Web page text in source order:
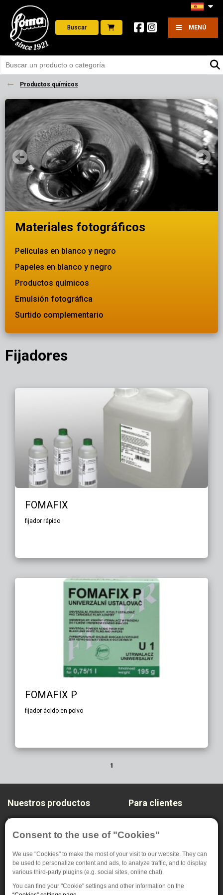
Consent to the use of "Cookies"
We use "Cookies" to make the most of your visit to our website. They can
be used to personalize content and ads, to analyze traffic, and to display
various third-party plugins (e.g. social sites, online chat).
You can find your "Cookie" settings and other information on the
Buscar MENÚ
Productos químicos
Materiales fotográficos
Películas en blanco y negro
Papeles en blanco y negro
Productos químicos
Emulsión fotográfica
Surtido complementario
Fijadores
FOMAFIX
fijador rápido
FOMAFIX P
fijador ácido en polvo
1
Nuestros productos
Materiales fotográficos
Sistema de end
Materiales especiales
Para clientes
Configuración de privacidad
FOMA BOHEMIA spol. s.r.o. (S.R.L.)